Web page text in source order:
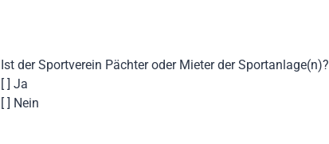
Ist der Sportverein Pächter oder Mieter der Sportanlage(n)?
[ ] Ja
[ ] Nein